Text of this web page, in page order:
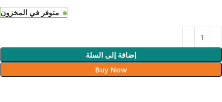
متوفر في المخزون
إضافة إلى السلة
Buy Now